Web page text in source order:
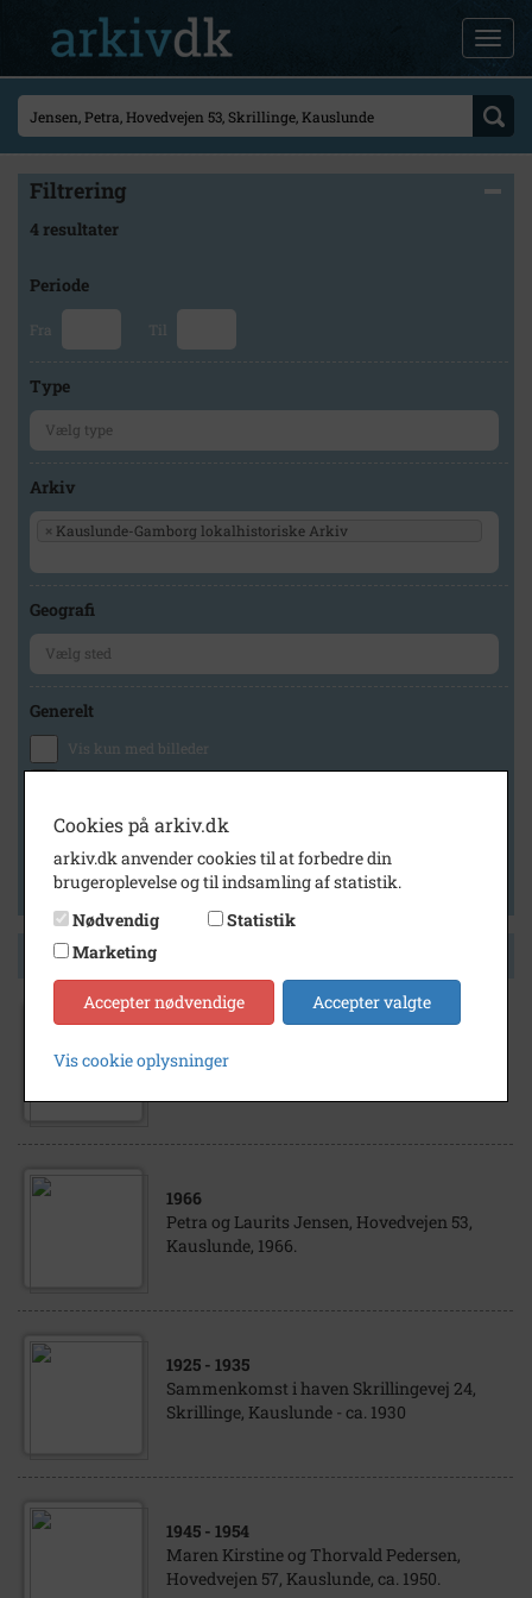
Filtrering
4 resultater
Periode
Fra Til
Type
Arkiv
× Kauslunde-Gamborg lokalhistoriske Arkiv
Geografi
Generelt
Vis kun med billeder
Vis kun med lydklip
Vis kun med kilder
Vis kun med geo-tag
Side 1 af 1
1915
Petra og Laurits Jensen, Hovedvejen 53,
1966
Petra og Laurits Jensen, Hovedvejen 53,
Kauslunde, 1966.
1925 - 1935
Sammenkomst i haven Skrillingevej 24,
Skrillinge, Kauslunde - ca. 1930
1945 - 1954
Maren Kirstine og Thorvald Pedersen,
Hovedvejen 57, Kauslunde, ca. 1950.
Cookies på arkiv.dk
arkiv.dk anvender cookies til at forbedre din
brugeroplevelse og til indsamling af statistik.
Nødvendig
Statistik
Marketing
Accepter nødvendige Accepter valgte
Vis cookie oplysninger